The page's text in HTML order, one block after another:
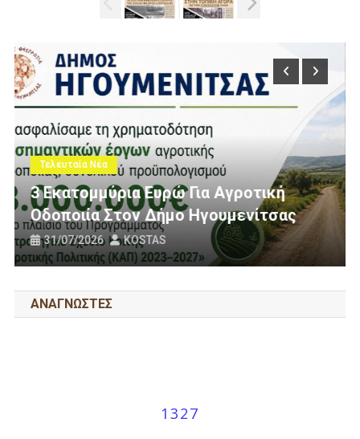
Τελευταία Νέα
Πολίτες Θεσπρωτίας Ενάντια
Ανεμογεννήτριες: Ποιον
Πανό Μας;
25/07/2026 KOSTAS
ΑΝΑΓΝΩΣΤΕΣ
1327